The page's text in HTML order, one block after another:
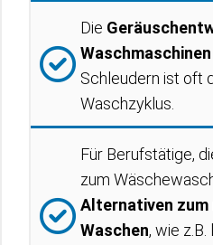
Die
Waschmaschinen
Schleudern ist oft
Waschzyklus.
Für Berufstätige,
zum
Alternativen zum
Waschen, wie z.B.